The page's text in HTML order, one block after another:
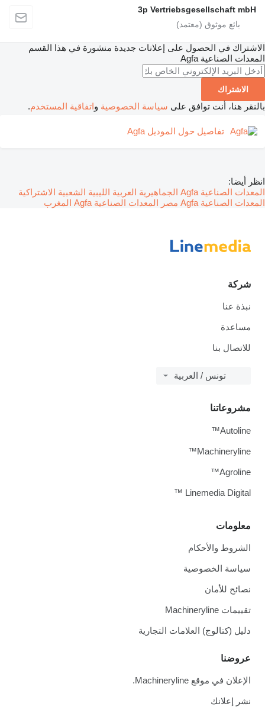
3p Vertriebsgesellschaft mbH
الاشتراك في الحصول على إعلانات جديدة منشورة في هذا القسم
المعدات الصناعية Agfa
الاشتراك
بالنقر هنا، أنت توافق على سياسة الخصوصية واتفاقية المستخدم.
تفاصيل حول الموديل Agfa
انظر أيضا:
المعدات الصناعية Agfa الجماهيرية العربية الليبية الشعبية الاشتراكية
المعدات الصناعية Agfa مصر
المعدات الصناعية Agfa المغرب
شركة
نبذة عنا
مساعدة
للاتصال بنا
تونس / العربية
معلومات
الشروط والأحكام
سياسة الخصوصية
نصائح للأمان
تقييمات Machineryline
دليل (كتالوج) العلامات التجارية
عروضنا
الإعلان في موقع Machineryline.
نشر إعلانك
مشروعاتنا
Autoline™
Machineryline™
Agroline™
Linemedia Digital ™